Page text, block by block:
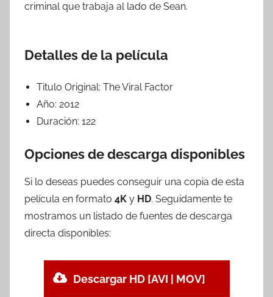
criminal que trabaja al lado de Sean.
Detalles de la película
Titulo Original: The Viral Factor
Año: 2012
Duración: 122
Opciones de descarga disponibles
Si lo deseas puedes conseguir una copia de esta
película en formato 4K y HD. Seguidamente te
mostramos un listado de fuentes de descarga
directa disponibles:
Descargar HD [AVI | MOV]